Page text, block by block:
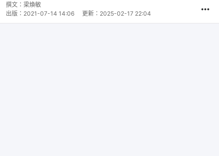
撰文： 梁煥敏
出版： 2021-07-14 14:06 更新： 2025-02-17 22:04